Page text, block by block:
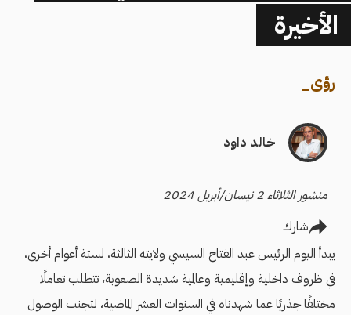
الأخيرة
رؤى_
خالد داود
منشور الثلاثاء 2 نيسان/أبريل 2024
شارك
يبدأ اليوم الرئيس عبد الفتاح السيسي ولايته الثالثة، لستة أعوام أخرى،
في ظروف داخلية وإقليمية وعالمية شديدة الصعوبة، تتطلب تعاملًا
مختلفًا جذريًا عما شهدناه في السنوات العشر الماضية، لتجنب الوصول